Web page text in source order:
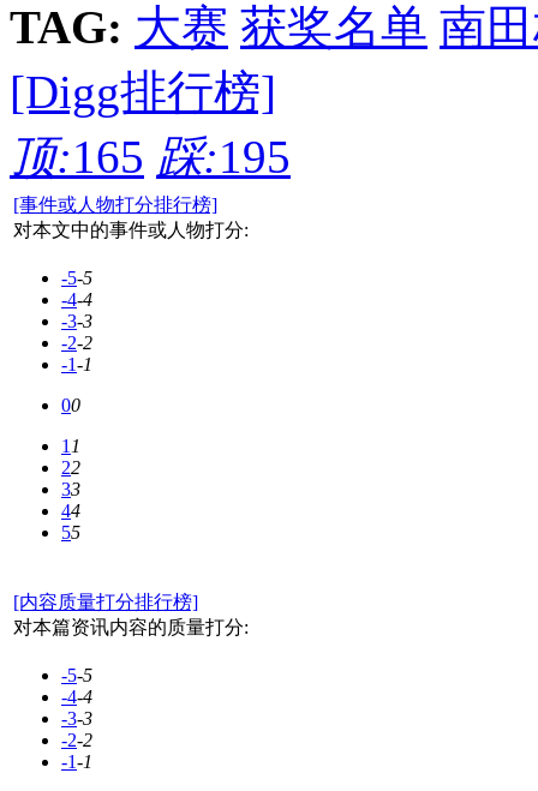
TAG: 大赛 获奖名单 南
[Digg排行榜]
顶:165 踩:195
[事件或人物打分排行榜]
对本文中的事件或人物打分:
-5-5
-4-4
-3-3
-2-2
-1-1
00
11
22
33
44
55
[内容质量打分排行榜]
对本篇资讯内容的质量打分:
-5-5
-4-4
-3-3
-2-2
-1-1